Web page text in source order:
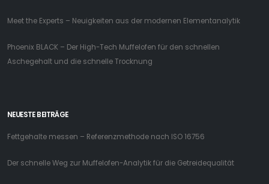
Meet the Experts – Neuigkeiten aus der modernen Elementanalytik
Phoenix BLACK – Der High-Tech Muffelofen für den schnellen
Aschegehalt und die schnelle Trocknung
NEUESTE BEITRÄGE
Fettgehalte messen – Referenzmethode nach ISO 16756
Der schnelle Weg zur Muffelofen-Analytik für die Getreidequalität